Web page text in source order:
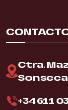
Ctra.
+34 611